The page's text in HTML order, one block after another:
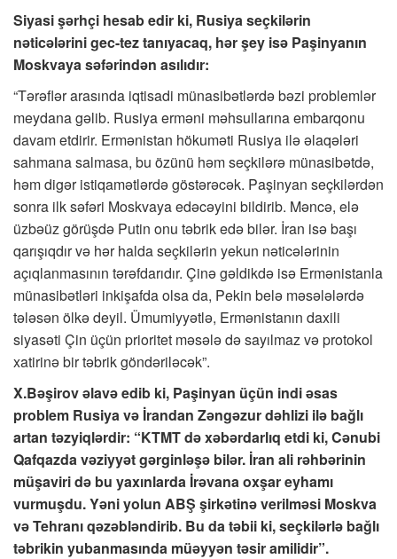
Siyasi şərhçi hesab edir ki, Rusiya seçkilərin
nəticələrini gec-tez tanıyacaq, hər şey isə Paşinyanın
Moskvaya səfərindən asılıdır:
“Tərəflər arasında iqtisadi münasibətlərdə bəzi problemlər
meydana gəlib. Rusiya erməni məhsullarına embarqonu
davam etdirir. Ermənistan hökuməti Rusiya ilə əlaqələri
sahmana salmasa, bu özünü həm seçkilərə münasibətdə,
həm digər istiqamətlərdə göstərəcək. Paşinyan seçkilərdən
sonra ilk səfəri Moskvaya edəcəyini bildirib. Məncə, elə
üzbəüz görüşdə Putin onu təbrik edə bilər. İran isə başı
qarışıqdır və hər halda seçkilərin yekun nəticələrinin
açıqlanmasının tərəfdarıdır. Çinə gəldikdə isə Ermənistanla
münasibətləri inkişafda olsa da, Pekin belə məsələlərdə
tələsən ölkə deyil. Ümumiyyətlə, Ermənistanın daxili
siyasəti Çin üçün prioritet məsələ də sayılmaz və protokol
xatirinə bir təbrik göndəriləcək”.
X.Bəşirov əlavə edib ki, Paşinyan üçün indi əsas
problem Rusiya və İrandan Zəngəzur dəhlizi ilə bağlı
artan təzyiqlərdir: “KTMT də xəbərdarlıq etdi ki, Cənubi
Qafqazda vəziyyət gərginləşə bilər. İran ali rəhbərinin
müşaviri də bu yaxınlarda İrəvana oxşar eyhamı
vurmuşdu. Yəni yolun ABŞ şirkətinə verilməsi Moskva
və Tehranı qəzəbləndirib. Bu da təbii ki, seçkilərlə bağlı
təbrikin yubanmasında müəyyən təsir amilidir”.